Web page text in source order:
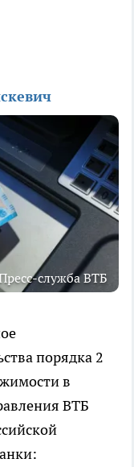
служба ВТБ
порядка 2
в
ВТБ